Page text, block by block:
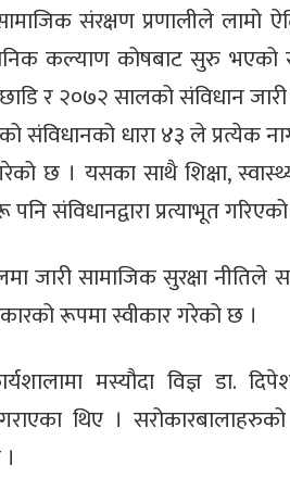
संरक्षण प्रणालीले लामो
कल्याण कोषबाट सुरु भएको
र २०७२ सालको संविधान
संविधानको धारा ४३ ले प्रत्येक
छ । यसका साथै शिक्षा,
संविधानद्वारा प्रत्याभूत
जारी सामाजिक सुरक्षा
रूपमा स्वीकार गरेको छ ।
मस्यौदा विज्ञ डा.
थिए ।